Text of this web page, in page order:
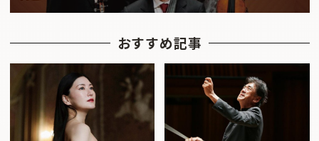
おすすめ記事